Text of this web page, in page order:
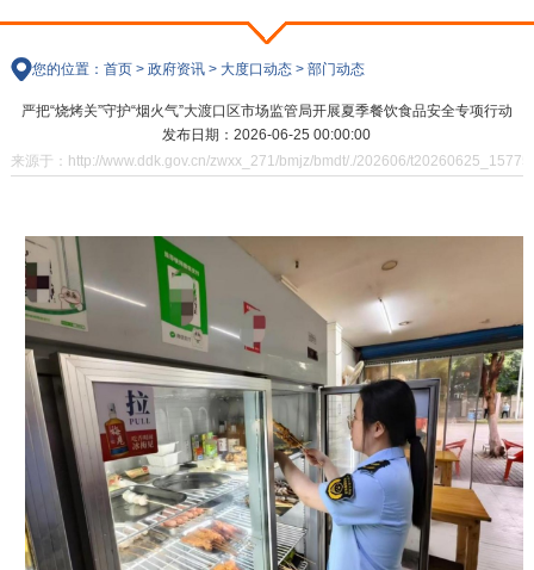
您的位置： 首页> 政府资讯> 大度口动态> 部门动态
严把“烧烤关”守护“烟火气”大渡口区市场监管局开展夏季餐饮食品安全专项行动
发布日期：2026-06-25 00:00:00
来源于：http://www.ddk.gov.cn/zwxx_271/bmjz/bmdt/./202606/